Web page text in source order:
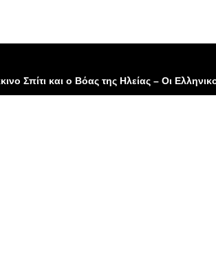
Σπίτι και ο Βόας της Ηλείας – Οι